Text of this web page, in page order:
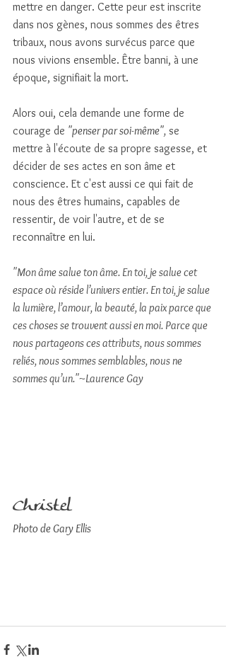
mettre en danger. Cette peur est inscrite
dans nos gènes, nous sommes des êtres
tribaux, nous avons survécus parce que
nous vivions ensemble. Être banni, à une
époque, signifiait la mort.
Alors oui, cela demande une forme de
courage de "penser par soi-même", se
mettre à l'écoute de sa propre sagesse, et
décider de ses actes en son âme et
conscience. Et c'est aussi ce qui fait de
nous des êtres humains, capables de
ressentir, de voir l'autre, et de se
reconnaître en lui.
"Mon âme salue ton âme. En toi, je salue cet
espace où réside l’univers entier. En toi, je salue
la lumière, l’amour, la beauté, la paix parce que
ces choses se trouvent aussi en moi. Parce que
nous partageons ces attributs, nous sommes
reliés, nous sommes semblables, nous ne
sommes qu’un."~Laurence Gay
Christel
Photo de Gary Ellis